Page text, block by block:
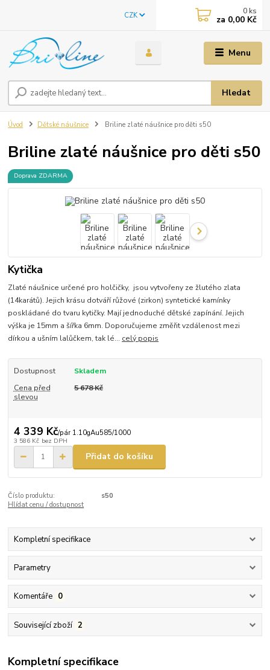
Menu
CZK
Hledat
0 ks
za 0,00 Kč
Úvod Dětské náušnice Briline zlaté náušnice pro děti s50
Briline zlaté náušnice pro děti s50
Doprava ZDARMA
Kytička
Zlaté náušnice určené pro holčičky, jsou vytvořeny ze žlutého zlata
(14karátů). Jejich krásu dotváří růžové (zirkon) syntetické kamínky
poskládané do tvaru kytičky. Mají jednoduché dětské zapínání. Jejich
výška je 15mm a šířka 6mm. Doporučujeme změřit vzdálenost mezi
dírkou a ušním lalůčkem, tak lé... celý popis
Dostupnost
Skladem
Cena před
slevou
5 678 Kč
4 339 Kč/pár 1.10gAu585/1000
3 586 Kč bez DPH
Přidat do košíku
Číslo produktu:
s50
Hlídat cenu / dostupnost
Kompletní specifikace
Parametry
Komentáře 0
Související zboží 2
Kompletní specifikace